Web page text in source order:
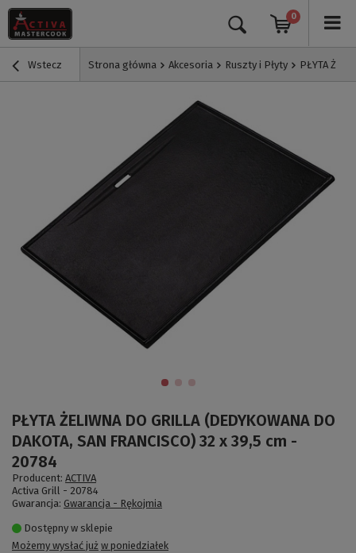
0
Wstecz Strona główna Akcesoria Ruszty i Płyty PŁYTA
PŁYTA ŻELIWNA DO GRILLA (DEDYKOWANA DO
DAKOTA, SAN FRANCISCO) 32 x 39,5 cm -
20784
Producent: ACTIVA
Activa Grill - 20784
Gwarancja: Gwarancja - Rękojmia
Dostępny w sklepie
Możemy wysłać już w poniedziałek